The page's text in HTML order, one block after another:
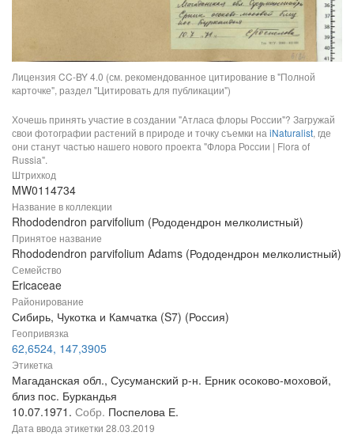
Лицензия CC-BY 4.0 (см. рекомендованное цитирование в "Полной
карточке", раздел "Цитировать для публикации")
Хочешь принять участие в создании "Атласа флоры России"? Загружай
свои фотографии растений в природе и точку съемки наiNaturalist, где
они станут частью нашего нового проекта "Флора России | Flora of
Russia".
Штрихкод
MW0114734
Название в коллекции
Rhododendron parvifolium (Рододендрон мелколистный)
Принятое название
Rhododendron parvifolium Adams (Рододендрон мелколистный)
Семейство
Ericaceae
Районирование
Сибирь, Чукотка и Камчатка (S7) (Россия)
Геопривязка
62,6524, 147,3905
Этикетка
Магаданская обл., Сусуманский р-н. Ерник осоково-моховой,
близ пос. Буркандья
10.07.1971. Собр. Поспелова Е.
Дата ввода этикетки 28.03.2019